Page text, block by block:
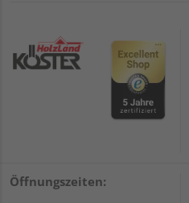
Öffnungszeiten: